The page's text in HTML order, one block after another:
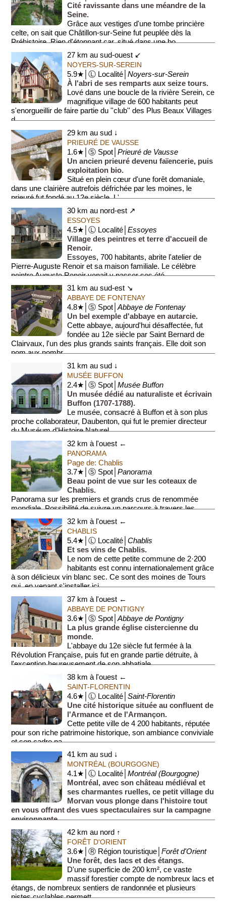
Cité ravissante dans une méandre de la
Seine.
Grâce aux vestiges d'une tombe princière
celte, on sait que Châtillon-sur-Seine fut peuplée dès la
Préhistoire. Rien d'étonnant car, situé dans une bo...
27 km au sud-ouest ↙
NOYERS-SUR-SEREIN
5.9★│Ⓛ Localité│Noyers-sur-Serein
À l'abri de ses remparts aux seize tours.
Lové dans une boucle de la rivière Serein, ce
magnifique village de 600 habitants peut
s'enorgueillir de faire partie du ''club'' des Plus Beaux Villages
d...
29 km au sud ↓
PRIEURÉ DE VAUSSE
1.6★│Ⓢ Spot│Prieuré de Vausse
Un ancien prieuré devenu faïencerie, puis
exploitation bio.
Situé en plein cœur d'une forêt domaniale,
dans une clairière autrefois défrichée par les moines, le
prieuré fut fondé au 12e siècle. L'...
30 km au nord-est ↗
ESSOYES
4.5★│Ⓛ Localité│Essoyes
Village des peintres et terre d'accueil de
Renoir.
Essoyes, 700 habitants, abrite l'atelier de
Pierre-Auguste Renoir et sa maison familiale. Le célèbre
peintre Auguste Renoir venait y passer ses été...
31 km au sud-est ↘
ABBAYE DE FONTENAY
4.8★│Ⓢ Spot│Abbaye de Fontenay
Un bel exemple d'abbaye en autarcie.
Cette abbaye, aujourd'hui désaffectée, fut
fondée au 12e siècle par Saint Bernard de
Clairvaux, l'un des plus grands saints français. Elle doit son
nom aux nombr...
31 km au sud ↓
MUSÉE BUFFON
2.4★│Ⓢ Spot│Musée Buffon
Un musée dédié au naturaliste et écrivain
Buffon (1707-1788).
Le musée, consacré à Buffon et à son plus
proche collaborateur, Daubenton, qui fut le premier directeur
du Muséum d'Histoire Naturel...
32 km à l'ouest ←
PANORAMA
Page de: Chablis
3.7★│Ⓢ Spot│Panorama
Beau point de vue sur les coteaux de
Chablis.
Panorama sur les premiers et grands crus de renommée
mondiale. Possibilité de suivre un parcours à travers les
coteaux.
32 km à l'ouest ←
CHABLIS
5.4★│Ⓛ Localité│Chablis
Et ses vins de Chablis.
Le nom de cette petite commune de 2·200
habitants est connu internationalement grâce
à son délicieux vin blanc sec. Ce sont des moines de Tours
qui, en venant s'installer ici...
37 km à l'ouest ←
ABBAYE DE PONTIGNY
3.6★│Ⓢ Spot│Abbaye de Pontigny
La plus grande église cistercienne du
monde.
L'abbaye du 12e siècle fut fermée à la
Révolution Française, puis fut en grande partie détruite, à
l'exception heureusement de son abbatiale.
38 km à l'ouest ←
SAINT-FLORENTIN
4.6★│Ⓛ Localité│Saint-Florentin
Une cité historique située au confluent de
l'Armance et de l'Armançon.
Cette petite ville de 4 200 habitants, réputée
pour son riche patrimoine historique, son ambiance conviviale
et son cadre na...
41 km au sud ↓
MONTRÉAL (BOURGOGNE)
4.1★│Ⓛ Localité│Montréal (Bourgogne)
Montréal, avec son château médiéval et
ses charmantes ruelles, ce petit village du
Morvan vous plonge dans l'histoire tout
en vous offrant des vues spectaculaires sur la campagne
environnante.
C...
42 km au nord ↑
FORÊT D'ORIENT
3.6★│Ⓡ Région touristique│Forêt d'Orient
Une forêt, des lacs et des étangs.
D'une superficie de 200 km², ce vaste
massif forestier compte de nombreux lacs et
étangs, de nombreux sentiers de randonnée et plusieurs
pistes cyclables permett...